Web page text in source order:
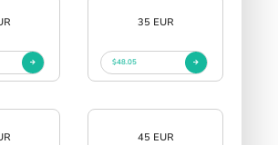
35 EUR
$48.05
45 EUR